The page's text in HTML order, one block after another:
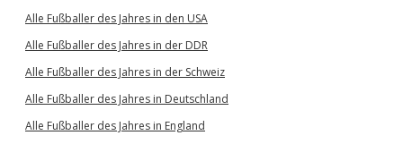
Alle Fußballer des Jahres in den USA
Alle Fußballer des Jahres in der DDR
Alle Fußballer des Jahres in der Schweiz
Alle Fußballer des Jahres in Deutschland
Alle Fußballer des Jahres in England